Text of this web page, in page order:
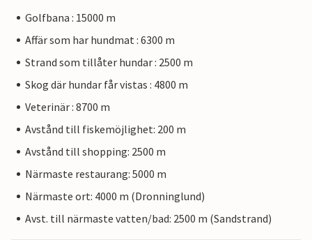
Golfbana : 15000 m
Affär som har hundmat : 6300 m
Strand som tillåter hundar : 2500 m
Skog där hundar får vistas : 4800 m
Veterinär : 8700 m
Avstånd till fiskemöjlighet: 200 m
Avstånd till shopping: 2500 m
Närmaste restaurang: 5000 m
Närmaste ort: 4000 m (Dronninglund)
Avst. till närmaste vatten/bad: 2500 m (Sandstrand)